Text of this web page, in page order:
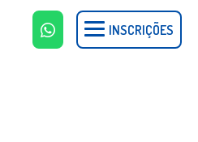
INSCRIÇÕES